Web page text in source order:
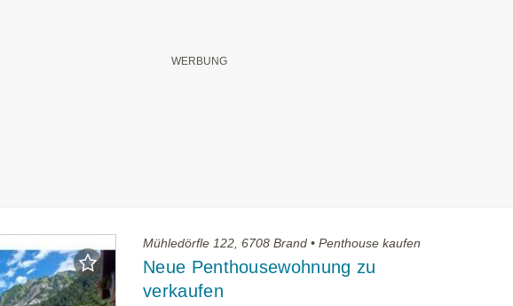
Mühledörfle 122, 6708 Brand • Penthouse kaufen
Neue Penthousewohnung zu
verkaufen